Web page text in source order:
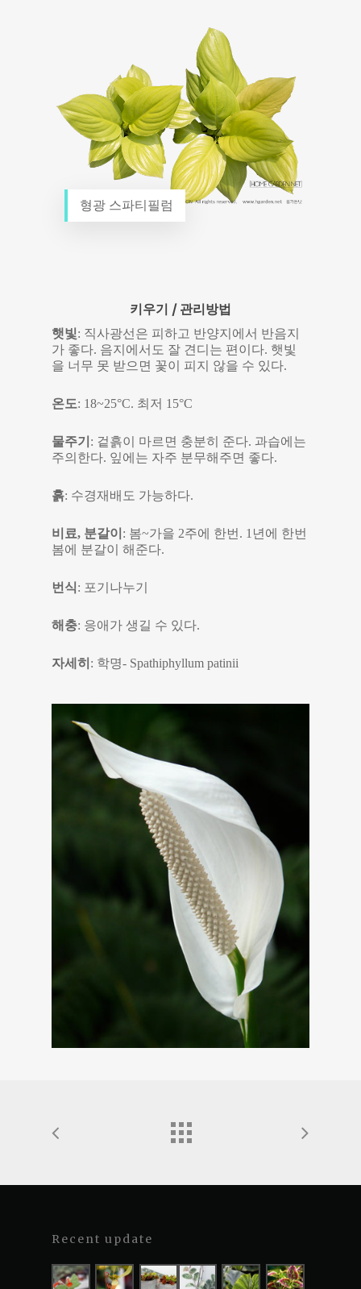
형광 스파티필럼
키우기 / 관리방법
햇빛: 직사광선은 피하고 반양지에서 반음지
가 좋다. 음지에서도 잘 견디는 편이다. 햇빛
을 너무 못 받으면 꽃이 피지 않을 수 있다.
온도: 18~25°C. 최저 15°C
물주기 : 겉흙이 마르면 충분히 준다. 과습에는
주의한다. 잎에는 자주 분무해주면 좋다.
흙: 수경재배도 가능하다.
비료, 분갈이 : 봄~가을 2주에 한번. 1년에 한번
봄에 분갈이 해준다.
번식: 포기나누기
해충: 응애가 생길 수 있다.
자세히 : 학명- Spathiphyllum patinii
Recent update